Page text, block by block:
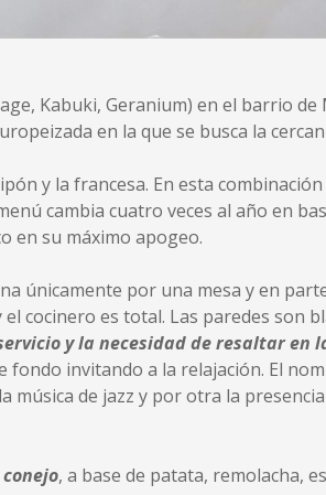
Kabuki, Geranium) en el barrio
en la que se busca la
y la francesa. En esta
cambia cuatro veces al año en
en su máximo apogeo.
únicamente por una mesa y en
cocinero es total. Las paredes son
y la necesidad de resaltar en
fondo invitando a la relajación. El
de jazz y por otra la
, a base de patata, remolacha,